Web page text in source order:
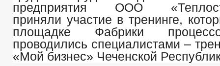
предприятия ООО
приняли участие в тренинге,
площадке Фабрики
проводились специалистами –
«Мой бизнес» Чеченской